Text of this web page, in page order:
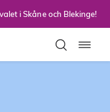
i Skåne och Blekinge!